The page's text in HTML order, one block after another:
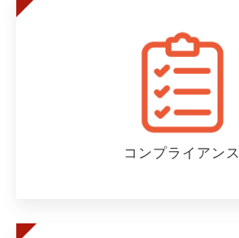
コンプライアンス